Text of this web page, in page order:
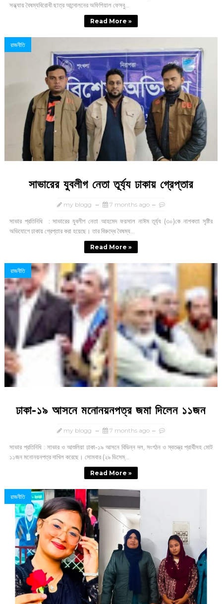
সন্ধ্যায় বৈষম্যবিরোধী ছাত্র আন্দোলনের অফিশিয়াল ফেসবু...
Read More »
রাজনীতি
সাভারের যুবলীগ নেতা তূর্য্য ঢাকায় গ্রেপ্তার
my blogg 7 months ago
সাভার প্রতিনিধি : সাভারের যুবলীগ নেতা আহমেদ ফয়সাল নাঈম তূর্য্য (৩০)কে নাশকতা সৃষ্টির
অভিযোগে ঢাকায় গ্রেপ্তার করা হয়েছে। তার বিরুদ্ধে বৈষম্য...
Read More »
রাজনীতি
ঢাকা-১৯ আসনে মনোনয়নপত্র জমা দিলেন ১১জন
my blogg 7 months ago
সাভার প্রতিনিধি : সাভার ও আশুলিয়া ঢাকা-১৯ আসনে বিভিন্ন দল, সংগঠন ও স্বতন্ত্র প্রার্থীসহ মোট
১১জন মনোনয়নপত্র দাখিল করেছে। সোমবার (২৯ ডিসেম্...
Read More »
রাজনীতি